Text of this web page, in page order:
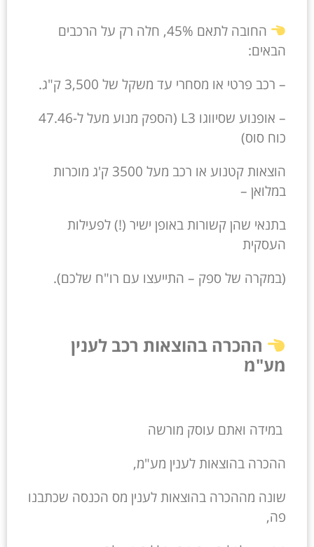
החובה לתאם 45%, חלה רק על הרכבים
הבאים:
– רכב פרטי או מסחרי עד משקל של 3,500 ק"ג.
– אופנוע שסיווגו L3 (הספק מנוע מעל ל-47.46
כוח סוס)
הוצאות קטנוע או רכב מעל 3500 ק'ג מוכרות
במלואן –
בתנאי שהן קשורות באופן ישיר (!) לפעילות
העסקית
(במקרה של ספק – התייעצו עם רו"ח שלכם).
ההכרה בהוצאות רכב לענין
מע"מ
במידה ואתם עוסק מורשה
ההכרה בהוצאות לענין מע"מ,
שונה מההכרה בהוצאות לענין מס הכנסה שכתבנו
פה,